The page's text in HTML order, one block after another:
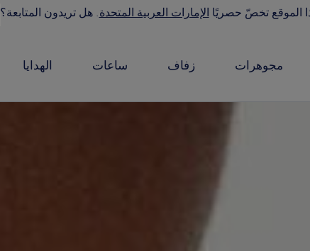
الموقع تخصّ حصريًاالإمارات العربية المتحدة. هل تريدون المتابعة؟
مجوهرات زفاف ساعات الهدايا